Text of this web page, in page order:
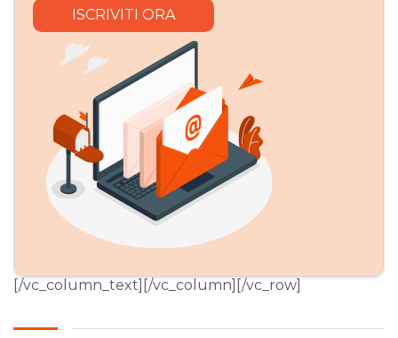
[/vc_column_text][/vc_column][/vc_row]